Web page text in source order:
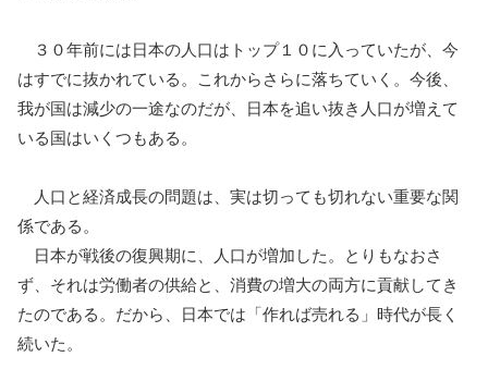
３０年前には日本の人口はトップ１０に入っていたが、今
はすでに抜かれている。これからさらに落ちていく。今後、
我が国は減少の一途なのだが、日本を追い抜き人口が増えて
いる国はいくつもある。
人口と経済成長の問題は、実は切っても切れない重要な関
係である。
日本が戦後の復興期に、人口が増加した。とりもなおさ
ず、それは労働者の供給と、消費の増大の両方に貢献してき
たのである。だから、日本では「作れば売れる」時代が長く
続いた。